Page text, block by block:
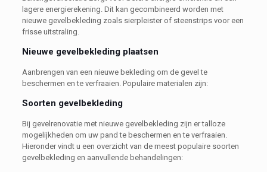
lagere energierekening. Dit kan gecombineerd worden met
nieuwe gevelbekleding zoals sierpleister of steenstrips voor een
frisse uitstraling.
Nieuwe gevelbekleding plaatsen
Aanbrengen van een nieuwe bekleding om de gevel te
beschermen en te verfraaien. Populaire materialen zijn:
Soorten gevelbekleding
Bij gevelrenovatie met nieuwe gevelbekleding zijn er talloze
mogelijkheden om uw pand te beschermen en te verfraaien.
Hieronder vindt u een overzicht van de meest populaire soorten
gevelbekleding en aanvullende behandelingen: